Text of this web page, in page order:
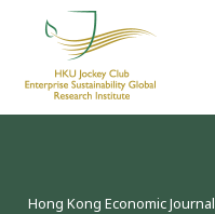
HKU Jockey Club Enterprise Sustainability Global Research Institute
World-Class Hub for Sustainability
Hong Kong Economic Journal